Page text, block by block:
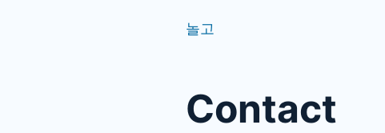
놀고
Contact